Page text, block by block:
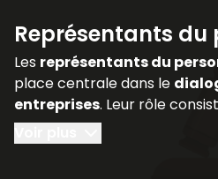
le sous-menu Vos besoins
Représentants du
Les représentants du
place centrale dans le
entreprises. Leur rôle
et intérêts des salariés, à
préoccupations auprès de la